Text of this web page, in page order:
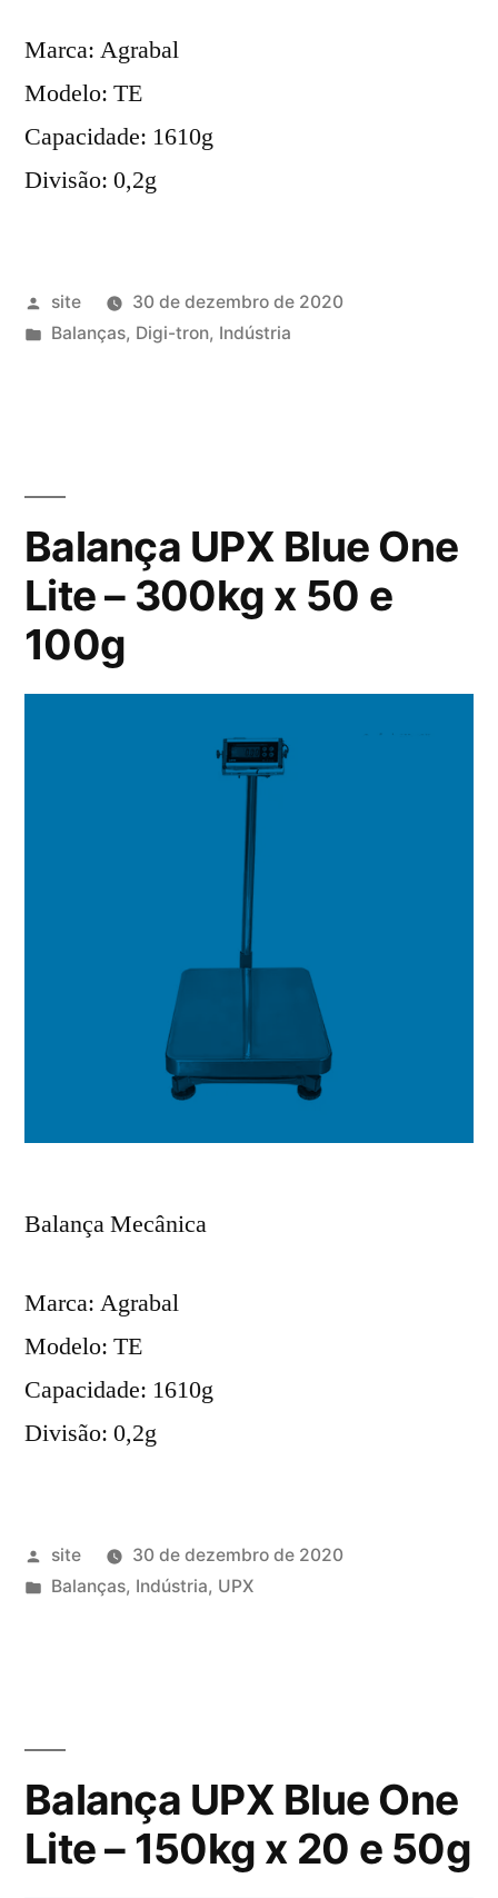
Marca: Agrabal
Modelo: TE
Capacidade: 1610g
Divisão: 0,2g
Publicado
por
site
30 de dezembro de 2020
Publicado
Balanças, Digi-tron, Indústria
Balança UPX Blue One
Lite – 300kg x 50 e
100g
Balança Mecânica
Marca: Agrabal
Modelo: TE
Capacidade: 1610g
Divisão: 0,2g
Publicado
por
site
30 de dezembro de 2020
Publicado
Balanças, Indústria, UPX
Balança UPX Blue One
Lite – 150kg x 20 e 50g